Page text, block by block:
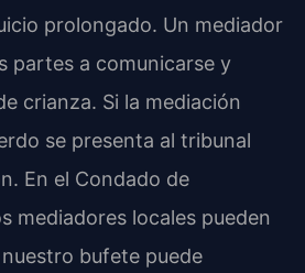
prolongado. Un mediador
partes a comunicarse y
crianza. Si la mediación
se presenta al tribunal
En el Condado de
mediadores locales pueden
bufete puede